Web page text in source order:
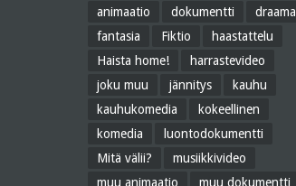
animaatio
dokumentti
draama
fantasia
Fiktio
haastattelu
Haista home!
harrastevideo
joku muu
jännitys
kauhu
kauhukomedia
kokeellinen
komedia
luontodokumentti
Mitä välii?
musiikkivideo
muu animaatio
muu dokumentti